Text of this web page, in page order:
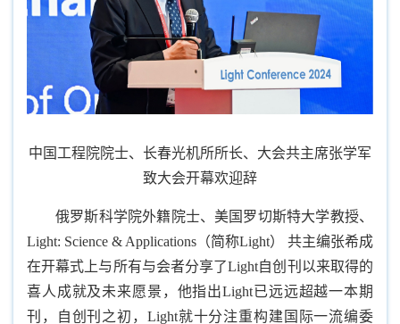
中国工程院院士、长春光机所所长、大会共主席张学军
致大会开幕欢迎辞
俄罗斯科学院外籍院士、美国罗切斯特大学教授、
Light: Science & Applications（简称Light） 共主编张希成
在开幕式上与所有与会者分享了Light自创刊以来取得的
喜人成就及未来愿景，他指出Light已远远超越一本期
刊，自创刊之初，Light就十分注重构建国际一流编委